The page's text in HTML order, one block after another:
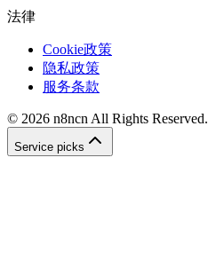
法律
Cookie政策
隐私政策
服务条款
© 2026 n8ncn All Rights Reserved.
Service picks